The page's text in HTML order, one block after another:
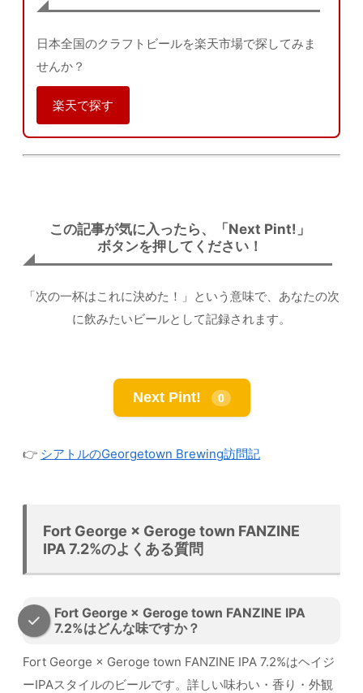
日本全国のクラフトビールを楽天市場で探してみま
せんか？
楽天で探す
この記事が気に入ったら、「Next Pint!」
ボタンを押してください！
「次の一杯はこれに決めた！」という意味で、あなたの次
に飲みたいビールとして記録されます。
Next Pint! 0
👉 シアトルのGeorgetown Brewing訪問記
Fort George × Geroge town FANZINE
IPA 7.2%のよくある質問
Fort George × Geroge town FANZINE IPA
7.2%はどんな味ですか？
Fort George × Geroge town FANZINE IPA 7.2%はヘイジ
ーIPAスタイルのビールです。詳しい味わい・香り・外観